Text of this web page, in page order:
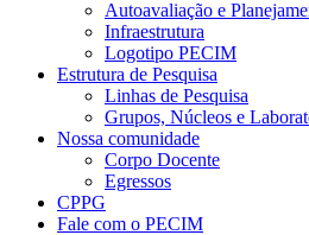
Autoavaliação e
Infraestrutura
Logotipo PECIM
Estrutura de Pesquisa
Linhas de Pesquisa
Grupos, Núcleos e
Nossa comunidade
Corpo Docente
Egressos
CPPG
Fale com o PECIM